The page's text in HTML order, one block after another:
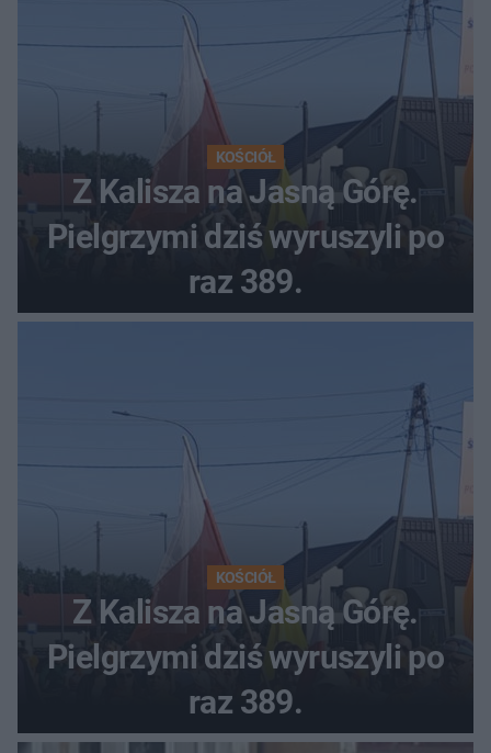
KOŚCIÓŁ
Z Kalisza na Jasną Górę.
Pielgrzymi dziś wyruszyli po
raz 389.
KOŚCIÓŁ
Z Kalisza na Jasną Górę.
Pielgrzymi dziś wyruszyli po
raz 389.